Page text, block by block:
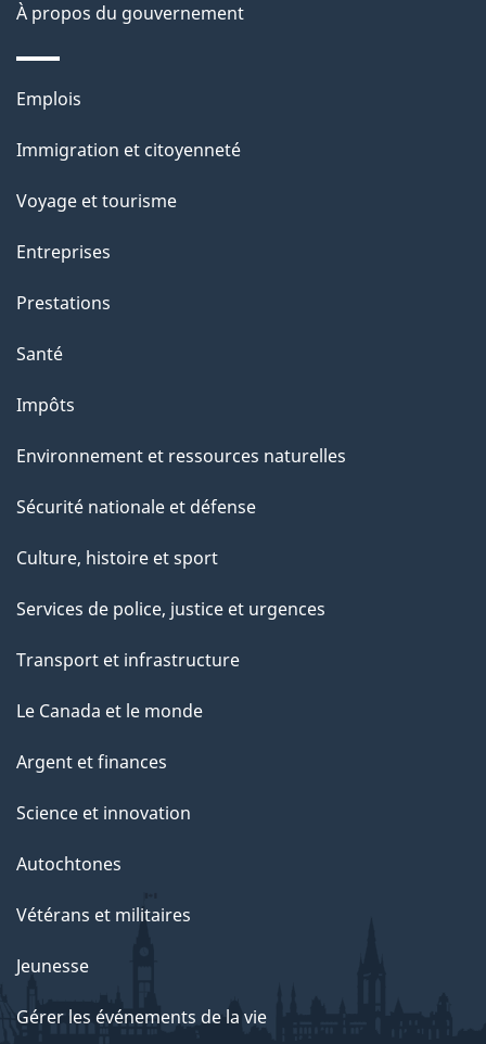
p
a
À propos du gouvernement
Thèmes
sujets
Emplois
Immigration et citoyenneté
Voyage et tourisme
Entreprises
Prestations
Santé
Impôts
Environnement et ressources naturelles
Sécurité nationale et défense
Culture, histoire et sport
Services de police, justice et urgences
Transport et infrastructure
Le Canada et le monde
Argent et finances
Science et innovation
Autochtones
Vétérans et militaires
Jeunesse
Gérer les événements de la vie